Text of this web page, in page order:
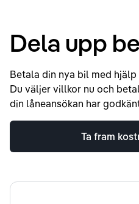
Dela upp
Betala din nya bil med
Du väljer villkor nu och
din låneansökan har
Ta fram